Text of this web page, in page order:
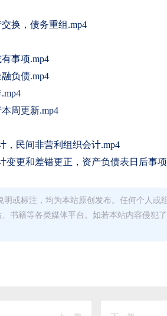
换，债务重组.mp4
事项.mp4
负债.mp4
周更新.mp4
民间非营利组织会计.mp4
更和差错更正，资产负债表日后事项
或标注，均为本站原创发布。任何个人或
书籍等各类媒体平台。如若本站内容侵犯